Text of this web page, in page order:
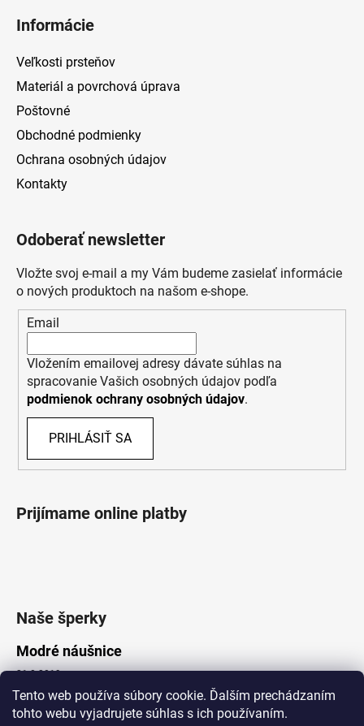
Tento web používa súbory cookie. Ďalším prechádzaním
tohto webu vyjadrujete súhlas s ich používaním.
Informácie
Veľkosti prsteňov
Materiál a povrchová úprava
Poštovné
Obchodné podmienky
Ochrana osobných údajov
Kontakty
Odoberať newsletter
Vložte svoj e-mail a my Vám budeme zasielať informácie
o nových produktoch na našom e-shope.
Email
Vložením emailovej adresy dávate súhlas na
spracovanie Vašich osobných údajov podľa
podmienok ochrany osobných údajov.
PRIHLÁSIŤ SA
Prijímame online platby
Naše šperky
Modré náušnice
21.8.2019